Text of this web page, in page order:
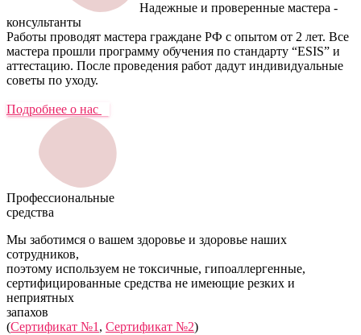
Надежные и проверенные мастера -
консультанты
Работы проводят мастера граждане РФ с опытом от 2 лет. Все
мастера прошли программу обучения по стандарту “ESIS” и
аттестацию. После проведения работ дадут индивидуальные
советы по уходу.
Подробнее о нас
Профессиональные
средства
Мы заботимся о вашем здоровье и здоровье наших
сотрудников,
поэтому используем не токсичные, гипоаллергенные,
сертифицированные средства не имеющие резких и
неприятных
запахов
(Сертификат №1 , Сертификат №2)